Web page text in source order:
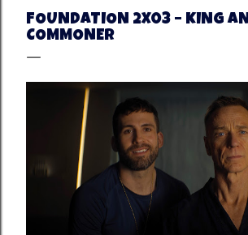
FOUNDATION 2X03 – KING
COMMONER